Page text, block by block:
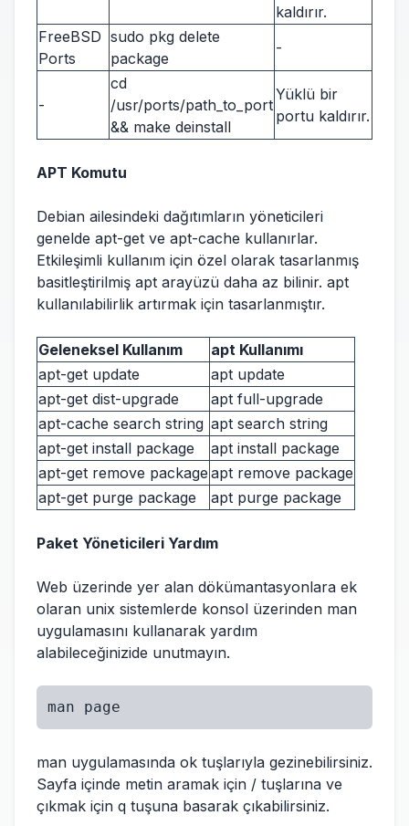
kaldırır.
FreeBSD
Ports
sudo pkg delete
package
-
-
cd
/usr/ports/path_to_port
&& make deinstall
Yüklü bir
portu kaldırır.
APT Komutu
Debian ailesindeki dağıtımların yöneticileri
genelde apt-get ve apt-cache kullanırlar.
Etkileşimli kullanım için özel olarak tasarlanmış
basitleştirilmiş apt arayüzü daha az bilinir. apt
kullanılabilirlik artırmak için tasarlanmıştır.
Geleneksel Kullanım
apt Kullanımı
apt-get update
apt update
apt-get dist-upgrade
apt full-upgrade
apt-cache search string apt search string
apt-get install package
apt install package
apt-get remove package apt remove package
apt-get purge package
apt purge package
Paket Yöneticileri Yardım
Web üzerinde yer alan dökümantasyonlara ek
olaran unix sistemlerde konsol üzerinden man
uygulamasını kullanarak yardım
alabileceğinizide unutmayın.
man page
man uygulamasında ok tuşlarıyla gezinebilirsiniz.
Sayfa içinde metin aramak için / tuşlarına ve
çıkmak için q tuşuna basarak çıkabilirsiniz.